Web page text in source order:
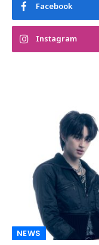
Facebook
Instagram
NEWS